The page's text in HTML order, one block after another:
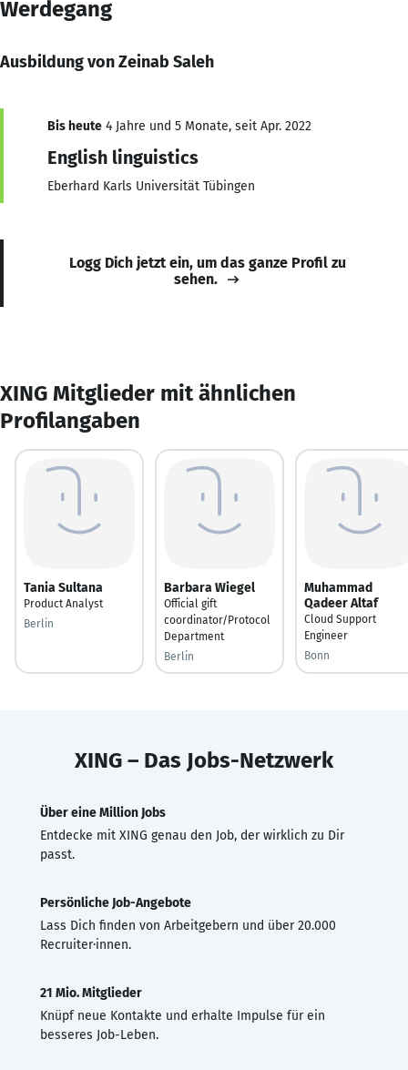
Werdegang
Ausbildung von Zeinab Saleh
Bis heute 4 Jahre und 5 Monate, seit Apr. 2022
English linguistics
Eberhard Karls Universität Tübingen
Logg Dich jetzt ein, um das ganze Profil zu
sehen.
XING Mitglieder mit ähnlichen
Profilangaben
Tania Sultana
Product Analyst
Berlin
Barbara Wiegel
Official gift
coordinator/Protocol
Department
Berlin
Muhammad
Qadeer Altaf
Cloud Support
Engineer
Bonn
XING – Das Jobs-Netzwerk
Über eine Million Jobs
Entdecke mit XING genau den Job, der wirklich zu Dir
passt.
Persönliche Job-Angebote
Lass Dich finden von Arbeitgebern und über 20.000
Recruiter·innen.
21 Mio. Mitglieder
Knüpf neue Kontakte und erhalte Impulse für ein
besseres Job-Leben.